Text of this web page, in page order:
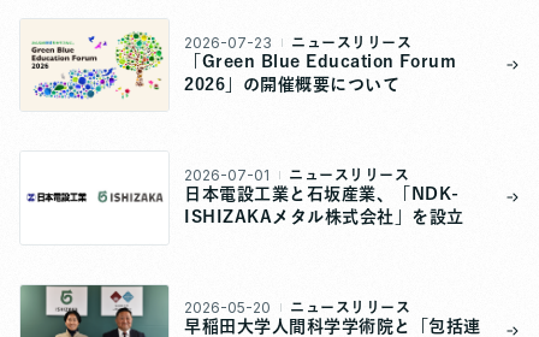
2026-07-23 ニュースリリース
「Green Blue Education Forum
2026」の開催概要について
2026-07-01 ニュースリリース
日本電設工業と石坂産業、「NDK-
ISHIZAKAメタル株式会社」を設立
2026-05-20 ニュースリリース
早稲田大学人間科学学術院と「包括連